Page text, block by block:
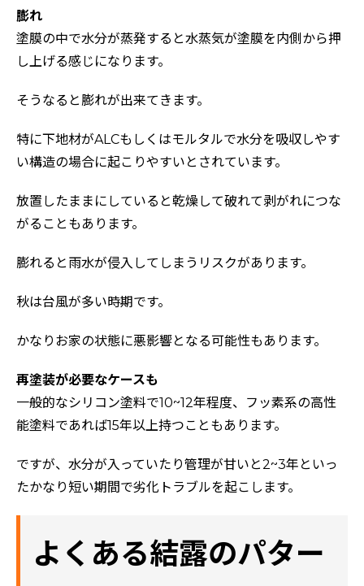
膨れ
塗膜の中で水分が蒸発すると水蒸気が塗膜を内側から押
し上げる感じになります。
そうなると膨れが出来てきます。
特に下地材がALCもしくはモルタルで水分を吸収しやす
い構造の場合に起こりやすいとされています。
放置したままにしていると乾燥して破れて剥がれにつな
がることもあります。
膨れると雨水が侵入してしまうリスクがあります。
秋は台風が多い時期です。
かなりお家の状態に悪影響となる可能性もあります。
再塗装が必要なケースも
一般的なシリコン塗料で10~12年程度、フッ素系の高性
能塗料であれば15年以上持つこともあります。
ですが、水分が入っていたり管理が甘いと2~3年といっ
たかなり短い期間で劣化トラブルを起こします。
よくある結露のパター